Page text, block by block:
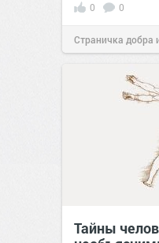
0 0
Страничка добра
Тайны